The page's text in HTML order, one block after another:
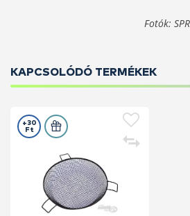
Fotók:
KAPCSOLÓDÓ TERMÉKEK
+30
Ft